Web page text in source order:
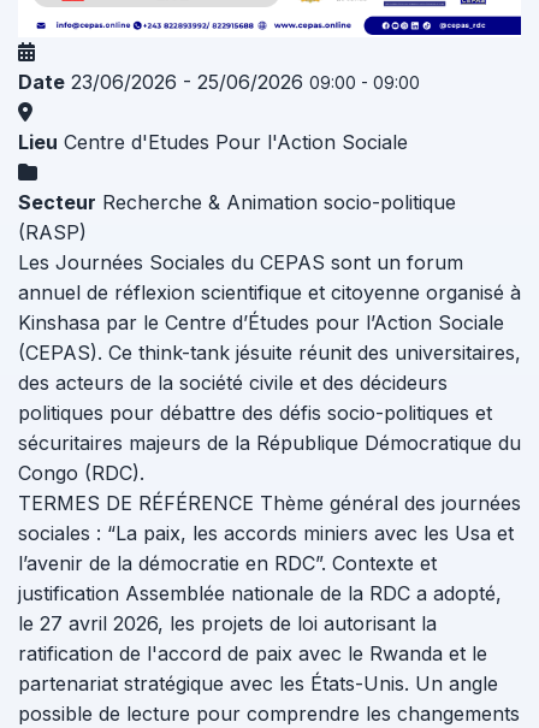
Date 23/06/2026 - 25/06/2026 09:00 - 09:00
Lieu Centre d'Etudes Pour l'Action Sociale
Secteur Recherche & Animation socio-politique
(RASP)
Les Journées Sociales du CEPAS sont un forum
annuel de réflexion scientifique et citoyenne organisé à
Kinshasa par le Centre d’Études pour l’Action Sociale
(CEPAS). Ce think-tank jésuite réunit des universitaires,
des acteurs de la société civile et des décideurs
politiques pour débattre des défis socio-politiques et
sécuritaires majeurs de la République Démocratique du
Congo (RDC).
TERMES DE RÉFÉRENCE Thème général des journées
sociales : “La paix, les accords miniers avec les Usa et
l’avenir de la démocratie en RDC”. Contexte et
justification Assemblée nationale de la RDC a adopté,
le 27 avril 2026, les projets de loi autorisant la
ratification de l'accord de paix avec le Rwanda et le
partenariat stratégique avec les États-Unis. Un angle
possible de lecture pour comprendre les changements